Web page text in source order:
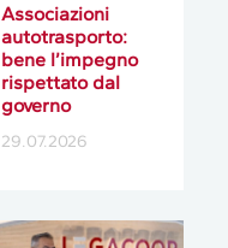
Associazioni
autotrasporto:
bene l’impegno
rispettato dal
governo
29.07.2026